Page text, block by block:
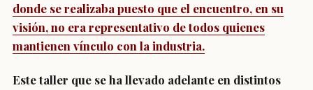
donde se realizaba puesto que el encuentro, en su
visión, no era representativo de todos quienes
mantienen vínculo con la industria.
Este taller que se ha llevado adelante en distintos